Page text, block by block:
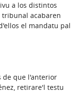
a los distintos
tribunal acabaren
el mandatu pal
de que l'anterior
retirare'l testu